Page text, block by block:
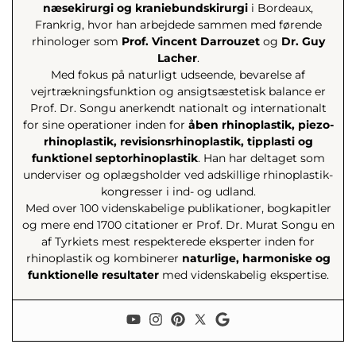
næsekirurgi og kraniebundskirurgi i Bordeaux,
Frankrig, hvor han arbejdede sammen med førende
rhinologer som Prof. Vincent Darrouzetog Dr. Guy
Lacher.
Med fokus på naturligt udseende, bevarelse af
vejrtrækningsfunktion og ansigtsæstetisk balance er
Prof. Dr. Songu anerkendt nationalt og internationalt
for sine operationer inden for åben rhinoplastik, piezo-
rhinoplastik, revisionsrhinoplastik, tipplasti og
funktionel septorhinoplastik. Han har deltaget som
underviser og oplægsholder ved adskillige rhinoplastik-
kongresser i ind- og udland.
Med over 100 videnskabelige publikationer, bogkapitler
og mere end 1700 citationer er Prof. Dr. Murat Songu en
af Tyrkiets mest respekterede eksperter inden for
rhinoplastik og kombinerer naturlige, harmoniske og
funktionelle resultatermed videnskabelig ekspertise.